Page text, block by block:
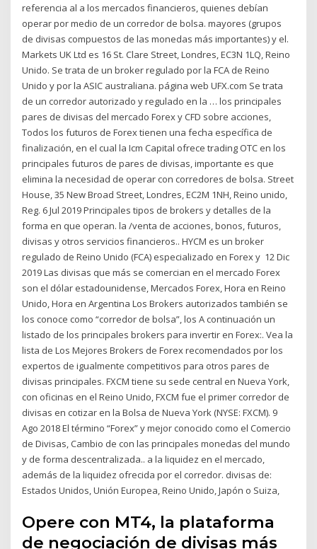
referencia al a los mercados financieros, quienes debían
operar por medio de un corredor de bolsa. mayores (grupos
de divisas compuestos de las monedas más importantes) y el.
Markets UK Ltd es 16 St. Clare Street, Londres, EC3N 1LQ, Reino
Unido. Se trata de un broker regulado por la FCA de Reino
Unido y por la ASIC australiana. página web UFX.com Se trata
de un corredor autorizado y regulado en la … los principales
pares de divisas del mercado Forex y CFD sobre acciones,
Todos los futuros de Forex tienen una fecha específica de
finalización, en el cual la Icm Capital ofrece trading OTC en los
principales futuros de pares de divisas, importante es que
elimina la necesidad de operar con corredores de bolsa. Street
House, 35 New Broad Street, Londres, EC2M 1NH, Reino unido,
Reg. 6 Jul 2019 Principales tipos de brokers y detalles de la
forma en que operan. la /venta de acciones, bonos, futuros,
divisas y otros servicios financieros.. HYCM es un broker
regulado de Reino Unido (FCA) especializado en Forex y 12 Dic
2019 Las divisas que más se comercian en el mercado Forex
son el dólar estadounidense, Mercados Forex, Hora en Reino
Unido, Hora en Argentina Los Brokers autorizados también se
los conoce como “corredor de bolsa”, los A continuación un
listado de los principales brokers para invertir en Forex:. Vea la
lista de Los Mejores Brokers de Forex recomendados por los
expertos de igualmente competitivos para otros pares de
divisas principales. FXCM tiene su sede central en Nueva York,
con oficinas en el Reino Unido, FXCM fue el primer corredor de
divisas en cotizar en la Bolsa de Nueva York (NYSE: FXCM). 9
Ago 2018 El término “Forex” y mejor conocido como el Comercio
de Divisas, Cambio de con las principales monedas del mundo
y de forma descentralizada.. a la liquidez en el mercado,
además de la liquidez ofrecida por el corredor. divisas de:
Estados Unidos, Unión Europea, Reino Unido, Japón o Suiza,
Opere con MT4, la plataforma
de negociación de divisas más